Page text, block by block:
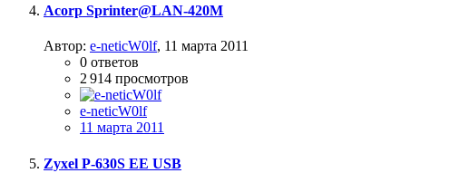
Acorp Sprinter@LAN-420M
Автор: e-neticW0lf, 11 марта 2011
0 ответов
2 914 просмотров
e-neticW0lf
11 марта 2011
Zyxel P-630S EE USB